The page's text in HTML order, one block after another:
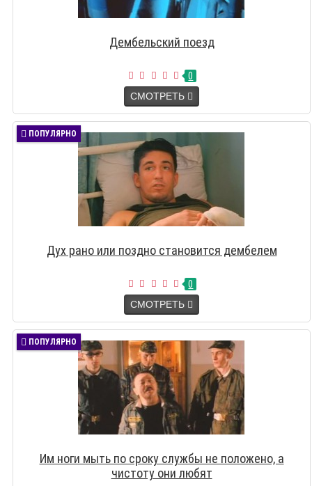
Дембельский поезд
0
СМОТРЕТЬ
ПОПУЛЯРНО
Дух рано или поздно становится дембелем
0
СМОТРЕТЬ
ПОПУЛЯРНО
Им ноги мыть по сроку службы не положено, а
чистоту они любят